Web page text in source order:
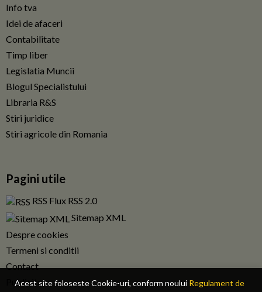
Acest site foloseste Cookie-uri, conform noului Regulament de
Info tva
Idei de afaceri
Contabilitate
Timp liber
Legislatia Muncii
Blogul Specialistului
Libraria R&S
Stiri juridice
Stiri agricole din Romania
Pagini utile
RSS Flux RSS 2.0
Sitemap XML
Despre cookies
Termeni si conditii
Contact
Publicitate